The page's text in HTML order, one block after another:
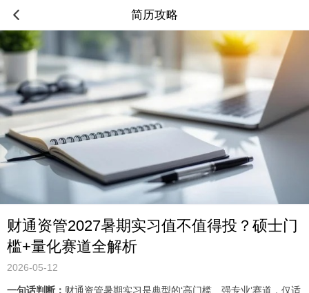
简历攻略
财通资管2027暑期实习值不值得投？硕士门
槛+量化赛道全解析
2026-05-12
一句话判断： 财通资管暑期实习是典型的‘高门槛、强专业’赛道，仅适